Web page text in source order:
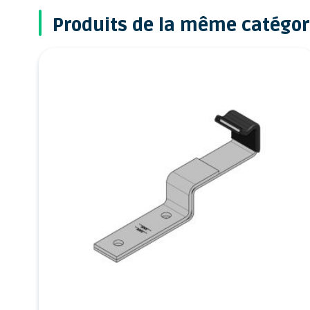
Produits de la même